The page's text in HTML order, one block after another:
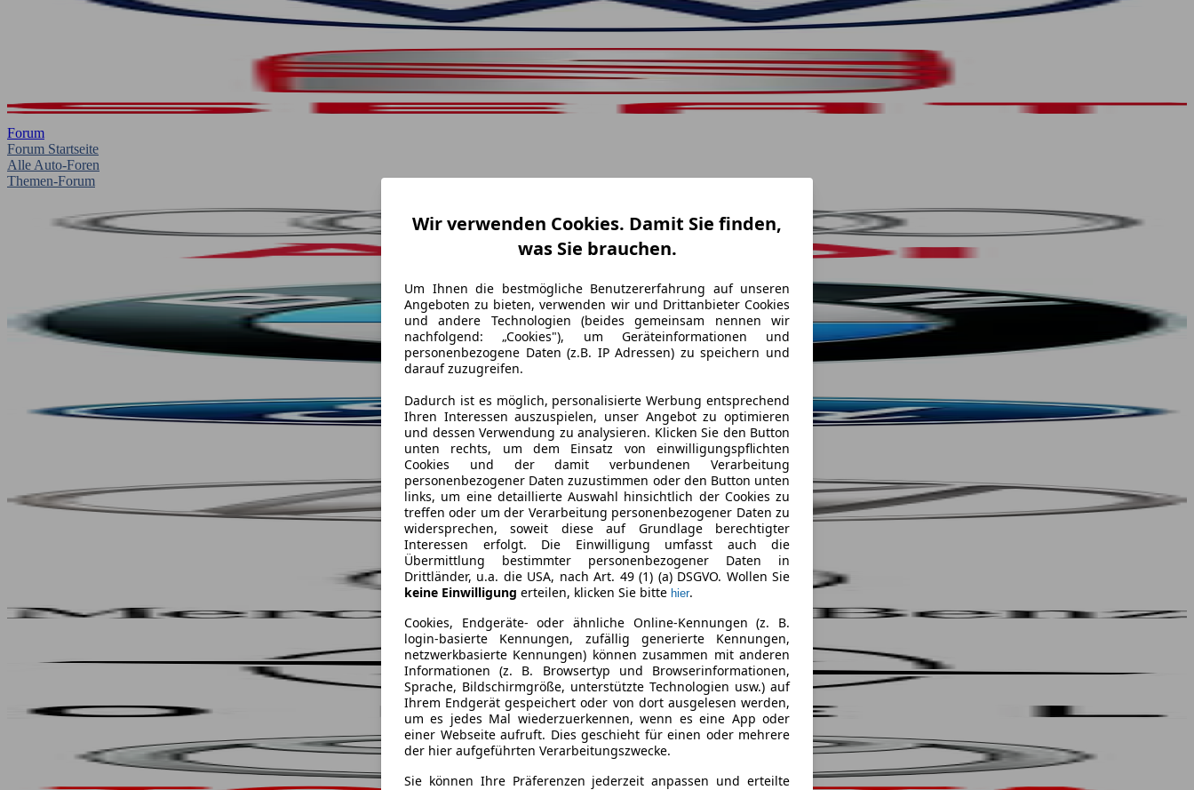
Forum
Forum Startseite
Alle Auto-Foren
Themen-Forum
Wir verwenden Cookies. Damit Sie finden,
was Sie brauchen.
Um Ihnen die bestmögliche Benutzererfahrung auf unseren
Angeboten zu bieten, verwenden wir und Drittanbieter Cookies
und andere Technologien (beides gemeinsam nennen wir
nachfolgend: „Cookies"), um Geräteinformationen und
personenbezogene Daten (z.B. IP Adressen) zu speichern und
darauf zuzugreifen.
Dadurch ist es möglich, personalisierte Werbung entsprechend
Ihren Interessen auszuspielen, unser Angebot zu optimieren
und dessen Verwendung zu analysieren. Klicken Sie den Button
unten rechts, um dem Einsatz von einwilligungspflichten
Cookies und der damit verbundenen Verarbeitung
personenbezogener Daten zuzustimmen oder den Button unten
links, um eine detaillierte Auswahl hinsichtlich der Cookies zu
treffen oder um der Verarbeitung personenbezogener Daten zu
widersprechen, soweit diese auf Grundlage berechtigter
Interessen erfolgt. Die Einwilligung umfasst auch die
Übermittlung bestimmter personenbezogener Daten in
Drittländer, u.a. die USA, nach Art. 49 (1) (a) DSGVO. Wollen Sie
keine Einwilligung erteilen, klicken Sie bitte hier.
Cookies, Endgeräte- oder ähnliche Online-Kennungen (z. B.
login-basierte Kennungen, zufällig generierte Kennungen,
netzwerkbasierte Kennungen) können zusammen mit anderen
Informationen (z. B. Browsertyp und Browserinformationen,
Sprache, Bildschirmgröße, unterstützte Technologien usw.) auf
Ihrem Endgerät gespeichert oder von dort ausgelesen werden,
um es jedes Mal wiederzuerkennen, wenn es eine App oder
einer Webseite aufruft. Dies geschieht für einen oder mehrere
der hier aufgeführten Verarbeitungszwecke.
Sie können Ihre Präferenzen jederzeit anpassen und erteilte